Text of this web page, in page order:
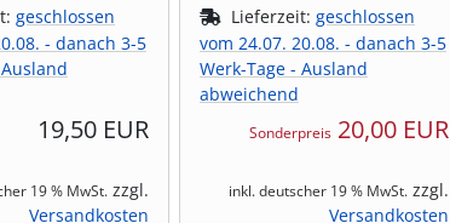
geschlossen
- danach 3-5
19,50 EUR
19 % MwSt. zzgl.
Versandkosten
Lieferzeit: geschlossen
vom 24.07. 20.08. - danach 3-5
Werk-Tage - Ausland
abweichend
Sonderpreis 20,00 EUR
inkl. deutscher 19 % MwSt. zzgl.
Versandkosten